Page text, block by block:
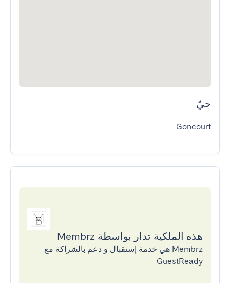
حيّ
Goncourt
هذه الملكية تدار بواسطة Membrz
Membrz هي خدمة إستقبال و دعم بالشراكة مع
GuestReady